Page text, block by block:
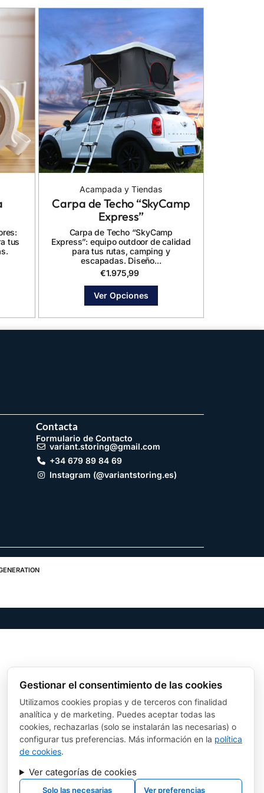
tus
Acampada y Tiendas
Carpa de Techo “SkyCamp
Express”
Carpa de Techo “SkyCamp
Express”: equipo outdoor de calidad
para tus rutas, camping y
escapadas. Diseño...
€1.975,99
Ver Opciones
Contacta
Formulario de Contacto
variant.storing@gmail.com
+34 679 89 84 69
Instagram (@variantstoring.es)
Gestionar el consentimiento de las cookies
Utilizamos cookies propias y de terceros con finalidad
analítica y de marketing. Puedes aceptar todas las
cookies, rechazarlas (solo se instalarán las necesarias) o
configurar tus preferencias. Más información en la política
de cookies.
Ver categorías de cookies
Solo las necesarias Ver preferencias